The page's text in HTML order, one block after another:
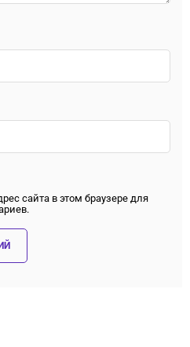
сайта в этом браузере для